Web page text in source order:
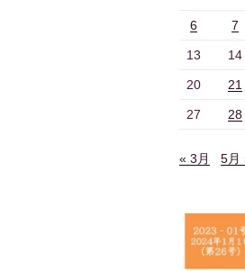
6 7
13 14
20 21
27 28
« 3月 5月